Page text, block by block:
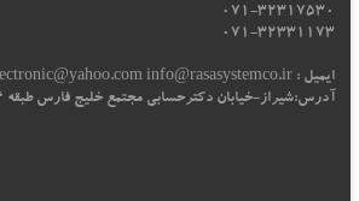
071-32317530
071-32331173
ایمیل : rsmelectronic@yahoo.com info@rasasystemco.ir
آدرس:شیراز-خیابان دکترحسابی مجتمع خلیج فارس طبقه 4 پلاک4559